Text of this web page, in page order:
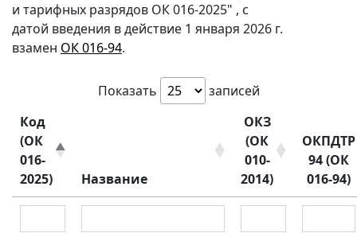
и тарифных разрядов ОК 016-2025" , с
датой введения в действие 1 января 2026 г.
взамен ОК 016-94.
Показать
записей
Код
(ОК
016-
2025)
Название
ОКЗ
(ОК
010-
2014)
ОКПДТР
94 (ОК
016-94)